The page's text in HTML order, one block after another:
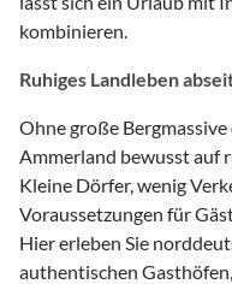
kombinieren.
Ruhiges Landleben
Ohne große
Ammerland bewusst auf
Kleine Dörfer, wenig
Voraussetzungen für
Hier erleben Sie
authentischen